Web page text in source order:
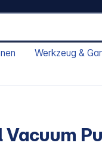
Werkzeug &
Vacuum